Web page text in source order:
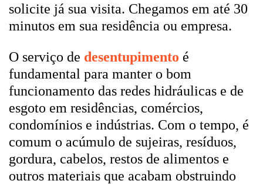
solicite já sua visita. Chegamos em até 30
minutos em sua residência ou empresa.
O serviço de desentupimento é
fundamental para manter o bom
funcionamento das redes hidráulicas e de
esgoto em residências, comércios,
condomínios e indústrias. Com o tempo, é
comum o acúmulo de sujeiras, resíduos,
gordura, cabelos, restos de alimentos e
outros materiais que acabam obstruindo